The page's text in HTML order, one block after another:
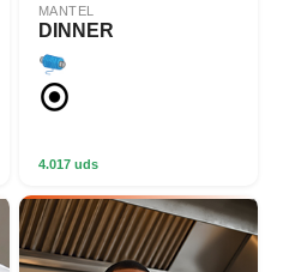
MANTEL
DINNER
4.017 uds